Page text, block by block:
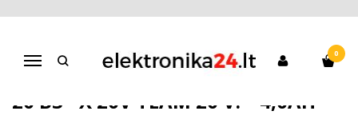
Navigacija
0
Pagrindinis Kita
Įrankių akumuliatoriai, pakrovėjai
AKUMULIATORIUS PARKSIDE PAP
20 B3 - X 20V TEAM 20 V. – 4,0AH